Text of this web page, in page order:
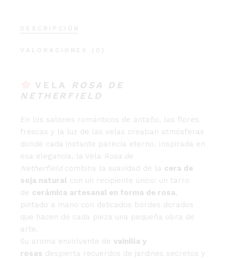
DESCRIPCIÓN
VALORACIONES (0)
VELA ROSA DE
NETHERFIELD
En los salones románticos de antaño, las flores
frescas y la luz de las velas creaban atmósferas
donde cada instante parecía eterno. Inspirada en
esa elegancia, la Vela Rosa de
Netherfieldcombina la suavidad de la cera de
soja natural
con un recipiente único: un tarro
de cerámica artesanal en forma de rosa,
pintado a mano con delicados bordes dorados
que hacen de cada pieza una pequeña obra de
arte.
Su aroma envolvente de vainilla y
rosas despierta recuerdos de jardines secretos y